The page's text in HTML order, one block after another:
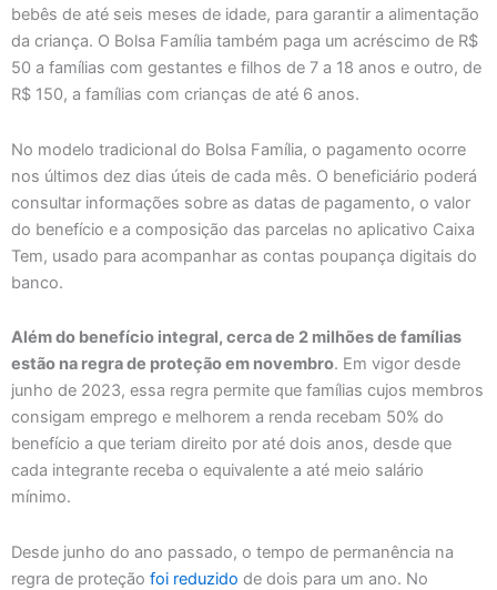
bebês de até seis meses de idade, para garantir a alimentação
da criança. O Bolsa Família também paga um acréscimo de R$
50 a famílias com gestantes e filhos de 7 a 18 anos e outro, de
R$ 150, a famílias com crianças de até 6 anos.
No modelo tradicional do Bolsa Família, o pagamento ocorre
nos últimos dez dias úteis de cada mês. O beneficiário poderá
consultar informações sobre as datas de pagamento, o valor
do benefício e a composição das parcelas no aplicativo Caixa
Tem, usado para acompanhar as contas poupança digitais do
banco.
Além do benefício integral, cerca de 2 milhões de famílias
estão na regra de proteção em novembro. Em vigor desde
junho de 2023, essa regra permite que famílias cujos membros
consigam emprego e melhorem a renda recebam 50% do
benefício a que teriam direito por até dois anos, desde que
cada integrante receba o equivalente a até meio salário
mínimo.
Desde junho do ano passado, o tempo de permanência na
regra de proteção foi reduzido de dois para um ano. No